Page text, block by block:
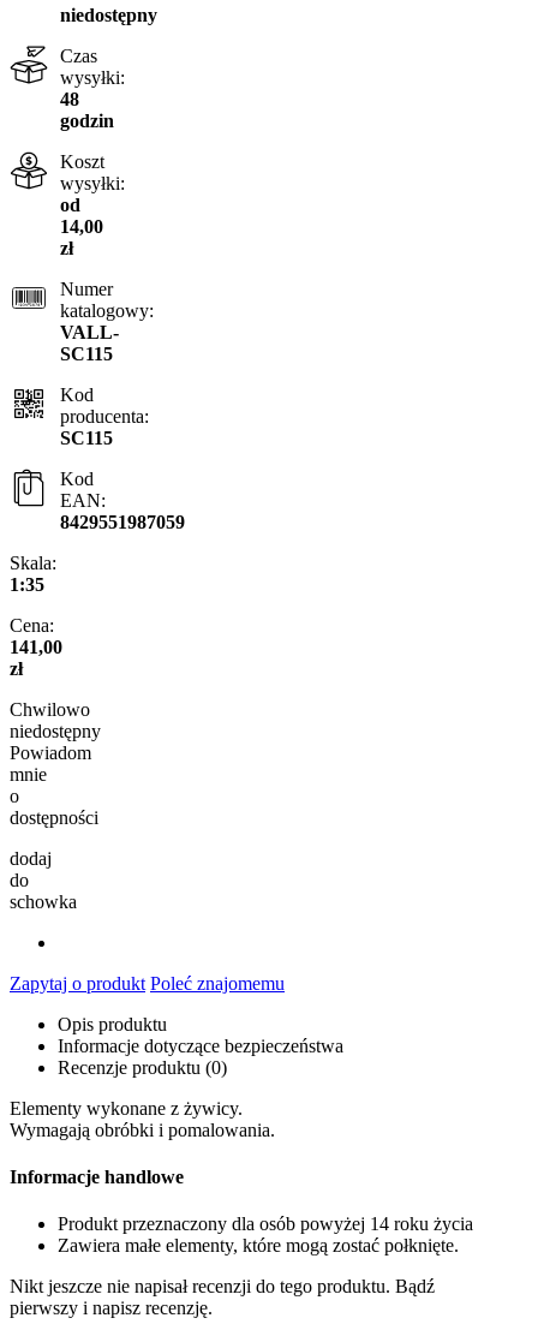
niedostępny
Czas
wysyłki:
48
godzin
Koszt
wysyłki:
od
14,00
zł
Numer
katalogowy:
VALL-
SC115
Kod
producenta:
SC115
Kod
EAN:
8429551987059
Skala:
1:35
Cena:
141,00
zł
Chwilowo
niedostępny
Powiadom
mnie
o
dostępności
dodaj
do
schowka
Zapytaj o produkt Poleć znajomemu
Opis produktu
Informacje dotyczące bezpieczeństwa
Recenzje produktu (0)
Elementy wykonane z żywicy.
Wymagają obróbki i pomalowania.
Informacje handlowe
Produkt przeznaczony dla osób powyżej 14 roku życia
Zawiera małe elementy, które mogą zostać połknięte.
Nikt jeszcze nie napisał recenzji do tego produktu. Bądź
pierwszy i napisz recenzję.